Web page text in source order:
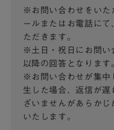
※お問い合わせをいた
ールまたはお電話に
ただきます。
※土日・祝日にお問い
以降の回答となります
※お問い合わせが集中
生した場合、返信が
ざいませんがあらか
いたします。